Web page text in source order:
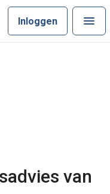
Inloggen
van